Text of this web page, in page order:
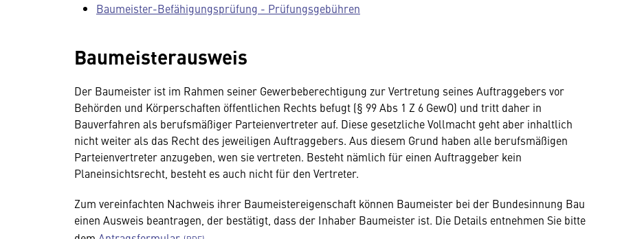
Baumeister-Befähigungsprüfung - Prüfungsgebühren
Baumeisterausweis
Der Baumeister ist im Rahmen seiner Gewerbeberechtigung zur Vertretung seines Auftraggebers vor
Behörden und Körperschaften öffentlichen Rechts befugt (§ 99 Abs 1 Z 6 GewO) und tritt daher in
Bauverfahren als berufsmäßiger Parteienvertreter auf. Diese gesetzliche Vollmacht geht aber inhaltlich
nicht weiter als das Recht des jeweiligen Auftraggebers. Aus diesem Grund haben alle berufsmäßigen
Parteienvertreter anzugeben, wen sie vertreten. Besteht nämlich für einen Auftraggeber kein
Planeinsichtsrecht, besteht es auch nicht für den Vertreter.
Zum vereinfachten Nachweis ihrer Baumeistereigenschaft können Baumeister bei der Bundesinnung Bau
einen Ausweis beantragen, der bestätigt, dass der Inhaber Baumeister ist. Die Details entnehmen Sie bitte